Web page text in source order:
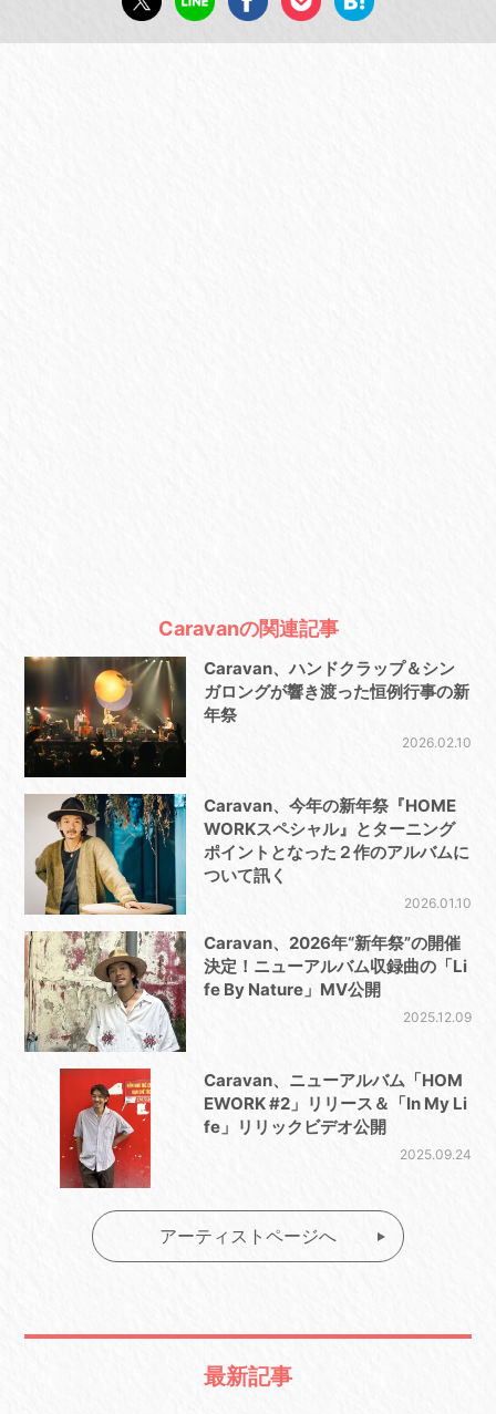
Caravanの関連記事
Caravan、ハンドクラップ＆シン
ガロングが響き渡った恒例行事の新
年祭
2026.02.10
Caravan、今年の新年祭『HOME
WORKスペシャル』とターニング
ポイントとなった２作のアルバムに
ついて訊く
2026.01.10
Caravan、2026年“新年祭”の開催
決定！ニューアルバム収録曲の「Li
fe By Nature」MV公開
2025.12.09
Caravan、ニューアルバム「HOM
EWORK #2」リリース＆「In My Li
fe」リリックビデオ公開
2025.09.24
アーティストページへ
最新記事